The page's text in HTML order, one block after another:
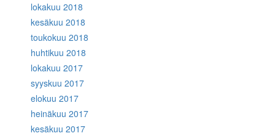
lokakuu 2018
kesäkuu 2018
toukokuu 2018
huhtikuu 2018
lokakuu 2017
syyskuu 2017
elokuu 2017
heinäkuu 2017
kesäkuu 2017